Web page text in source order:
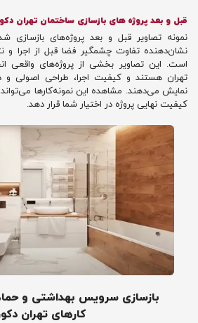
قبل و بعد پروژه های بازسازی ساختمان تهران
نمونه تصاویر قبل و بعد پروژه‌های بازسازی
نشان‌دهنده تفاوت چشمگیر فضا قبل از اجرا و
است. این تصاویر بخشی از پروژه‌های واقعی
تهران هستند و کیفیت اجرا، طراحی اصولی و
نمایش می‌دهند. مشاهده این نمونه‌کارها می‌تواند
کیفیت نهایی پروژه در اختیار شما قرار دهد.
بازسازی سرویس بهداشتی و
کارهای تهران